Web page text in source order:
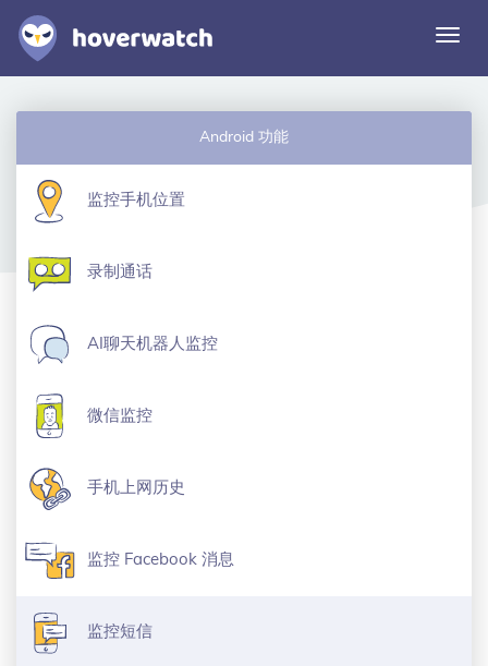
切
航
功能
Android 功能
监控手机位置
录制通话
AI聊天机器人监控
微信监控
手机上网历史
监控 Facebook 消息
监控短信